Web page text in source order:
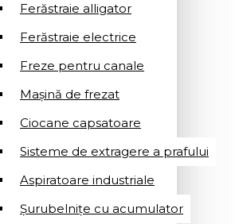
Ferăstraie alligator
Ferăstraie electrice
Freze pentru canale
Mașină de frezat
Ciocane capsatoare
Sisteme de extragere a prafului
Aspiratoare industriale
Șurubelnițe cu acumulator